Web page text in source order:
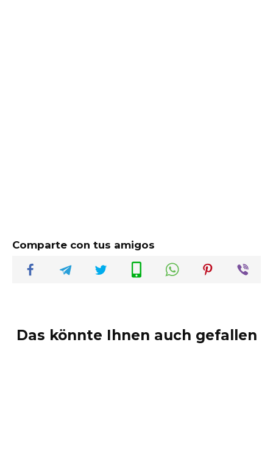
Comparte con tus amigos
Das könnte Ihnen auch gefallen